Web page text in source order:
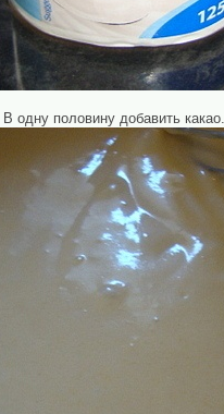
одну половину добавить какао.